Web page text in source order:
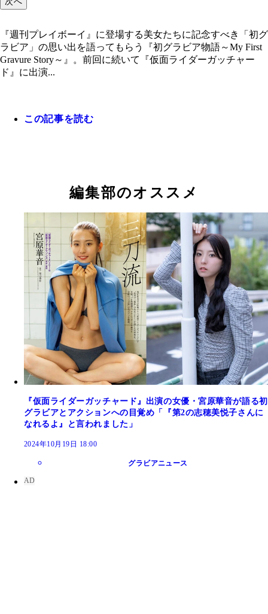
『そのギャップ反則です！』 宮原華音 撮影／竹内
価格／1,100円（税込） 『仮面ライダーガッチャー
黒の三姉妹・クロトー役で話題の宮原華音、約1年
なる最新デジタル写真集。キレキレのアクション
する、美人俳優の美しすぎる生脚は圧巻！ サバ
ていてカッコいい。それでいて、時たま見せる乙
りな表情も必見です。
『週刊プレイボーイ』に登場する美女たちに記念すべき「初グ
ラビア」の思い出を語ってもらう『初グラビア物語～My First
Gravure Story～』。前回に続いて『仮面ライダーガッチャー
ド』に出演...
この記事を読む
編集部のオススメ
『仮面ライダーガッチャード』出演の女優・宮原華音が語る初
グラビアとアクションへの目覚め「『第2の志穂美悦子さんに
なれるよ』と言われました」
2024年10月19日 18:00
グラビアニュース